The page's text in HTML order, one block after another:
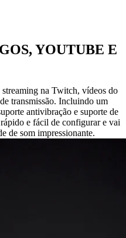
YOUTUBE E
streaming na Twitch, vídeos do
transmissão. Incluindo um
antivibração e suporte de
e fácil de configurar e vai
de som impressionante.